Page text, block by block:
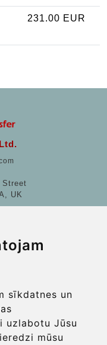
sīkdatnes un
uzlabotu Jūsu
mūsu
231.00 EUR
UK